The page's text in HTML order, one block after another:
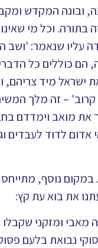
המקדש
בתורה. וכל מי
עליו שנאמר: 'ושב
הם כוללים כל
מיד צריהם,
קרוב' – זה מלך
את מואב וימדדם
לדוד לעבדים
נוסף,
את בוא עת קץ:
ומזקני שקבלו
נבואת בלעם